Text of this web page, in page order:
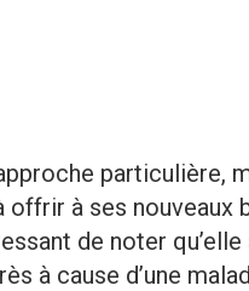
particulière,
à ses nouveaux
de noter qu’elle
à cause d’une